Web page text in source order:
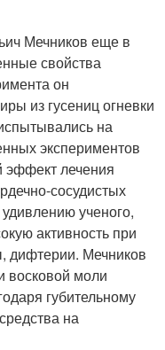
Мечников еще в
свойства
он
из гусениц огневки
на
экспериментов
эффект лечения
сосудистых
ученого,
активность при
дифтерии. Мечников
восковой моли
губительному
на